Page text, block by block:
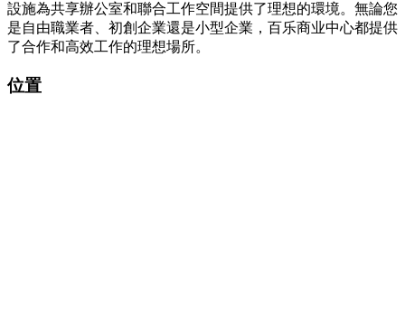
設施為共享辦公室和聯合工作空間提供了理想的環境。無論您
是自由職業者、初創企業還是小型企業，百乐商业中心都提供
了合作和高效工作的理想場所。
位置